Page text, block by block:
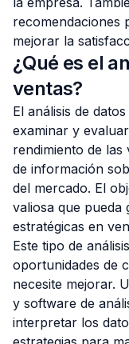
recomendaciones
mejorar la
¿Qué es el
ventas?
El análisis de
examinar y
rendimiento de
de información
del mercado. El
valiosa que pueda
estratégicas en
Este tipo de
oportunidades de
necesite mejorar.
y software de
interpretar los